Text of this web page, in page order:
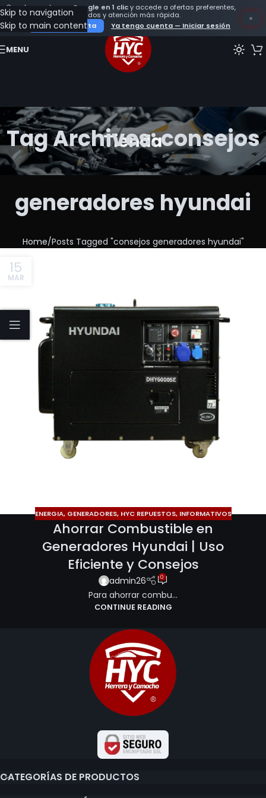
Crea tu cuenta con Google en 1 clicy accede a ofertas preferentes,
seguimiento de tus pedidos y atención más rápida.
Crear mi cuenta
Ya tengo cuenta — Iniciar sesión
×
Skip to navigation
Skip to main content
MENU
Tag Archives: consejos
generadores hyundai
Home Posts Tagged "consejos generadores hyundai"
15
MAR
ENERGIA, GENERADORES, HYC REPUESTOS, INFORMATIVOS
Ahorrar Combustible en
Generadores Hyundai | Uso
Eficiente y Consejos
admin26 0
Para ahorrar combu...
CONTINUE READING
CATEGORÍAS DE PRODUCTOS